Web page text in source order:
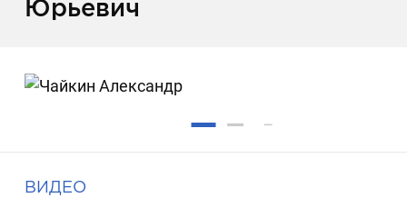
Юрьевич
ВИДЕО